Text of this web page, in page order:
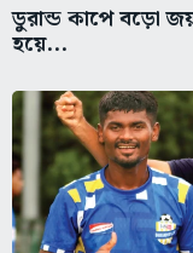
ডুরান্ড কাপে বড়ো
হয়ে...